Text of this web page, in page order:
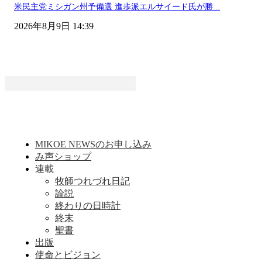
米民主党ミシガン州予備選 進歩派エルサイード氏が勝...
2026年8月9日 14:39
MIKOE NEWSのお申し込み
み声ショップ
連載
牧師つれづれ日記
論説
終わりの日時計
終末
聖書
出版
使命とビジョン